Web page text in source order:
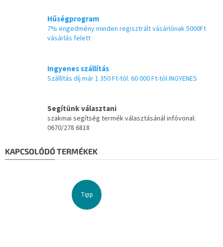
Hűségprogram
7% engedmény minden regisztrált vásárlónak 5000Ft
vásárlás felett
Ingyenes szállítás
Szállítás díj már 1 350 Ft-tól. 60 000 Ft-tól INGYENES
Segítünk választani
szakmai segítség termék választásánál infóvonal:
0670/278 6818
KAPCSOLÓDÓ TERMÉKEK
Tipp